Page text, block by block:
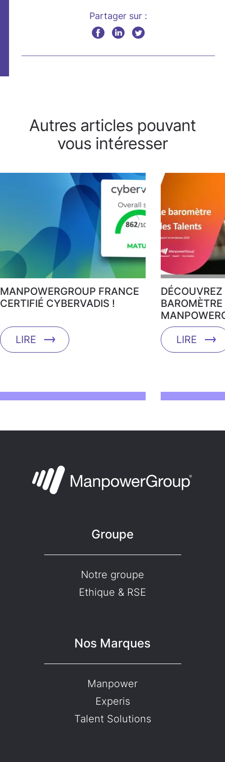
Partager sur :
Autres articles pouvant
vous intéresser
MANPOWERGROUP FRANCE
CERTIFIÉ CYBERVADIS !
LIRE
DÉCOUVREZ
LIRE
Groupe
Notre groupe
Ethique & RSE
Nos Marques
Manpower
Experis
Talent Solutions